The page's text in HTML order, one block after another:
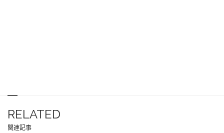
RELATED
関連記事